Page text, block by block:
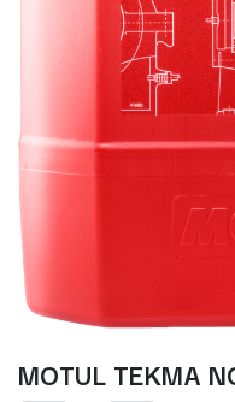
MOTUL TEKMA